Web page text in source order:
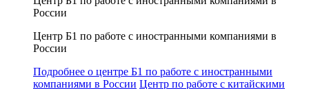
России
Центр Б1 по работе с иностранными компаниями в
России
Подробнее о центре Б1 по работе с иностранными
компаниями в России Центр по работе с китайскими